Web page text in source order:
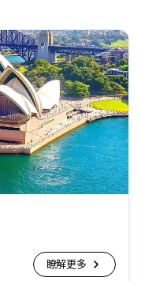
瞭解更多